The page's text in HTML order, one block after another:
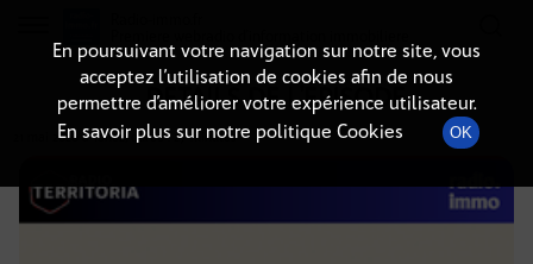
DÉTAILS DE L'ÉPISODE
21 mai 2026 à 10h02, durée : 27 minutes
En poursuivant votre navigation sur notre site, vous
acceptez l’utilisation de cookies afin de nous
permettre d’améliorer votre expérience utilisateur.
En savoir plus sur notre politique Cookies
OK